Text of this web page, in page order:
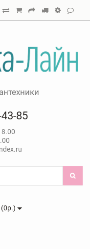
85